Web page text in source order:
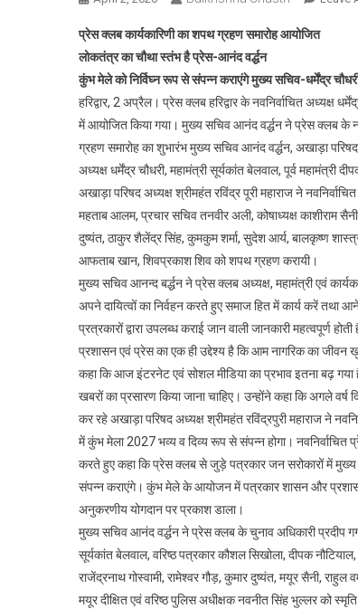
प्रेस क्लब कार्यकारिणी का शपथ ग्रहण समारोह आयोजित
लोकतंत्र का चौथा स्तंभ है प्रेस-आनंद वर्द्धन
कुंभ मेले को निर्विघ्न रूप से संपन्न कराएंगे मुख्य सचिव-धर्मेंद्र
हरिद्वार, 2 अप्रैल। प्रेस क्लब हरिद्वार के नवनिर्वाचित अध्यक्ष
में आयोजित किया गया। मुख्य सचिव आनंद वर्द्धन ने प्रेस क्लब के
ग्रहण समारोह का शुभारंभ मुख्य सचिव आनंद वर्द्धन, अखाड़ा परिषद
अध्यक्ष धर्मेंद्र चौधरी, महामंत्री सूर्यकांत बेलवाल, पूर्व महामंत्री
अखाड़ा परिषद अध्यक्ष श्रीमहंत रविंद्र पूरी महाराज ने
महताब आलम, प्रचार सचिव तनवीर अली, कोषाध्यक्ष काशीराम
दुष्यंत, ठाकुर शैलेंद्र सिंह, कुमकुम शर्मा, सुदेश आर्य, बालकृष्ण
आफताब खान, शिवप्रकाश शिव को शपथ ग्रहण करायी।
मुख्य सचिव आनन्द बर्द्धन ने प्रेस क्लब अध्यक्ष, महामंत्री एवं
अपने दायित्वों का निर्वहन करते हुए समाज हित में कार्य करें तथा
प्रत्रकारों द्वारा उपलब्ध कराई जान वाली जानकारी
प्रशासन एवं प्रेस का एक ही उद्देश्य है कि आम नागरिक का
कहा कि आज इंटरनेट एवं सोशल मीडिया का प्रभाव इतना बढ़
खबरों का प्रसारण किया जाना चाहिए। उन्होंने कहा कि अगले
कर रहे अखाड़ा परिषद अध्यक्ष श्रीमहंत रविंद्रपुरी महाराज ने
में कुंभ मेला 2027 भव्य व दिव्य रूप से संपन्न होगा। नवनिर्वाचित
करते हुए कहा कि प्रेस क्लब से जुड़े पत्रकार जन सरोकारों में मुख्य
संपन्न कराएंगे। कुंभ मेले के आयोजन में पत्रकार शासन और
अनुकरणीय योगदान पर प्रकाश डाला।
मुख्य सचिव आनंद वर्द्धन ने प्रेस क्लब के चुनाव अधिकारी प्रदीप
सूर्यकांत बेलवाल, वरिष्ठ पत्रकार कौशल सिखोला, दीपक
राजेंद्रनाथ गोस्वामी, रामेश्वर गौड़, कुमार दुष्यंत, मयूर सैनी, राहुल
मयूर दीक्षित एवं वरिष्ठ पुलिस अधीक्षक नवनीत सिंह भुल्लर को